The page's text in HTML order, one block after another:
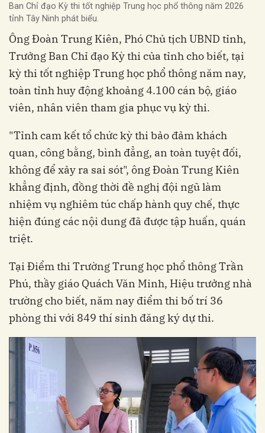
Ban Chỉ đạo Kỳ thi tốt nghiệp Trung học phổ thông năm 2026
tỉnh Tây Ninh phát biểu.
Ông Đoàn Trung Kiên, Phó Chủ tịch UBND tỉnh,
Trưởng Ban Chỉ đạo Kỳ thi của tỉnh cho biết, tại
kỳ thi tốt nghiệp Trung học phổ thông năm nay,
toàn tỉnh huy động khoảng 4.100 cán bộ, giáo
viên, nhân viên tham gia phục vụ kỳ thi.
"Tỉnh cam kết tổ chức kỳ thi bảo đảm khách
quan, công bằng, bình đẳng, an toàn tuyệt đối,
không để xảy ra sai sót", ông Đoàn Trung Kiên
khẳng định, đồng thời đề nghị đội ngũ làm
nhiệm vụ nghiêm túc chấp hành quy chế, thực
hiện đúng các nội dung đã được tập huấn, quán
triệt.
Tại Điểm thi Trường Trung học phổ thông Trần
Phú, thầy giáo Quách Văn Minh, Hiệu trưởng nhà
trường cho biết, năm nay điểm thi bố trí 36
phòng thi với 849 thí sinh đăng ký dự thi.